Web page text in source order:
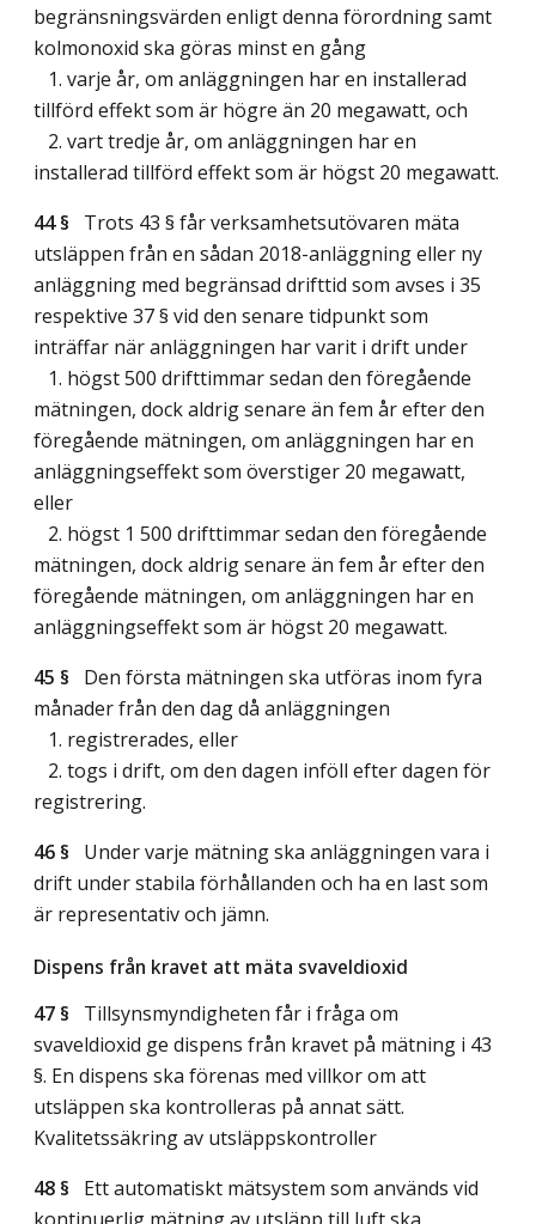
begränsningsvärden enligt denna förordning samt
kolmonoxid ska göras minst en gång
1. varje år, om anläggningen har en installerad
tillförd effekt som är högre än 20 megawatt, och
2. vart tredje år, om anläggningen har en
installerad tillförd effekt som är högst 20 megawatt.
44 § Trots 43 § får verksamhetsutövaren mäta
utsläppen från en sådan 2018-anläggning eller ny
anläggning med begränsad drifttid som avses i 35
respektive 37 § vid den senare tidpunkt som
inträffar när anläggningen har varit i drift under
1. högst 500 drifttimmar sedan den föregående
mätningen, dock aldrig senare än fem år efter den
föregående mätningen, om anläggningen har en
anläggningseffekt som överstiger 20 megawatt,
eller
2. högst 1 500 drifttimmar sedan den föregående
mätningen, dock aldrig senare än fem år efter den
föregående mätningen, om anläggningen har en
anläggningseffekt som är högst 20 megawatt.
45 § Den första mätningen ska utföras inom fyra
månader från den dag då anläggningen
1. registrerades, eller
2. togs i drift, om den dagen inföll efter dagen för
registrering.
46 § Under varje mätning ska anläggningen vara i
drift under stabila förhållanden och ha en last som
är representativ och jämn.
Dispens från kravet att mäta svaveldioxid
47 § Tillsynsmyndigheten får i fråga om
svaveldioxid ge dispens från kravet på mätning i 43
§. En dispens ska förenas med villkor om att
utsläppen ska kontrolleras på annat sätt.
Kvalitetssäkring av utsläppskontroller
48 § Ett automatiskt mätsystem som används vid